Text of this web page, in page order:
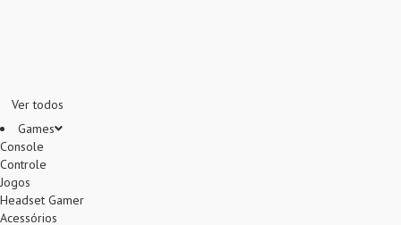
Ver todos
Games
Console
Controle
Jogos
Headset Gamer
Acessórios